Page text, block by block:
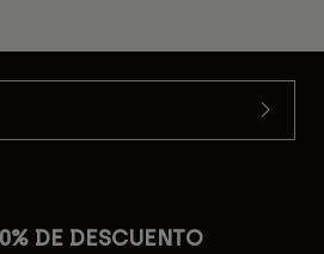
DE DESCUENTO